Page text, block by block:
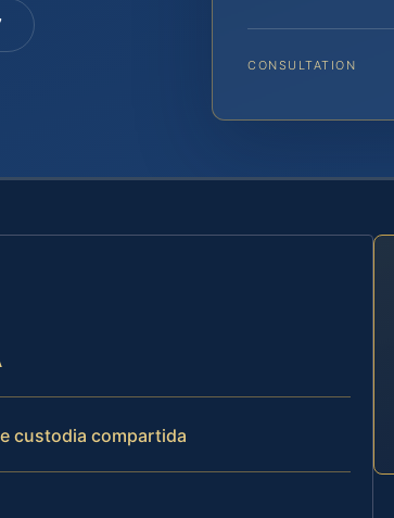
CONSULTATION
custodia compartida